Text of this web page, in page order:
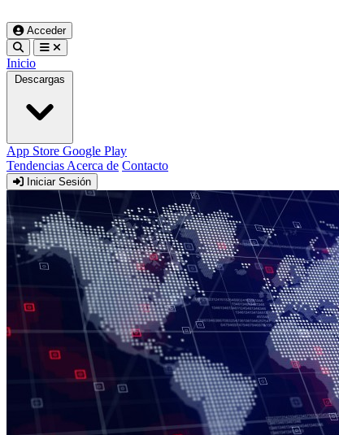
Acceder
Inicio
Descargas
App Store Google Play
Tendencias Acerca de Contacto
Iniciar Sesión